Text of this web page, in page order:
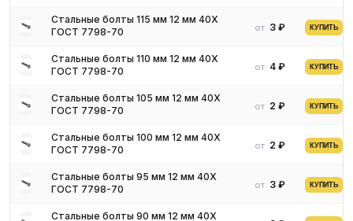
которые классифицируются по форме головки:
рым-болт - метиз в форме кольца, соединенного с
цилиндрическим резьбовым стержнем;
анкерные - крепёжный элемент, который устанавливается в
несущее основание для удержания каких-либо конструкций.
Также типоразмер различается по виду резьбы, которая может
быть нанесена по всему стержню или только на определенную
27017-86 и может быть нескольких типов:
шурупный;
Стальные болты 115 мм 12 мм 40Х
ГОСТ 7798-70
от 3 ₽ КУПИТЬ
Стальные болты 110 мм 12 мм 40Х
ГОСТ 7798-70
от 4 ₽ КУПИТЬ
Стальные болты 105 мм 12 мм 40Х
ГОСТ 7798-70
от 2 ₽ КУПИТЬ
Стальные болты 100 мм 12 мм 40Х
ГОСТ 7798-70
от 2 ₽ КУПИТЬ
Стальные болты 95 мм 12 мм 40Х
ГОСТ 7798-70
от 3 ₽ КУПИТЬ
Стальные болты 90 мм 12 мм 40Х